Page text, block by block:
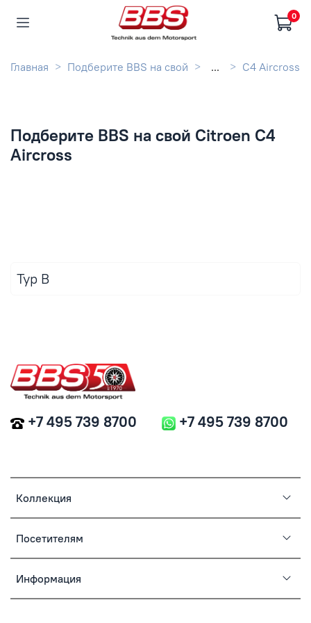
0
Главная Подберите BBS на свой ... C4 Aircross
Подберите BBS на свой Citroen C4
Aircross
Typ B
Коллекция
Посетителям
Информация
+7 495 739 8700 +7 495 739 8700